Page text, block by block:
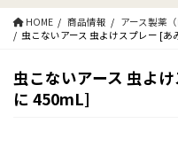
HOME 商品情報
アース製薬（
虫こないアース 虫よけスプレー [あ
虫こないアース 虫よ
に 450mL]